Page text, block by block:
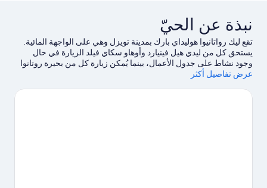
نبذة عن الحيّ
تقع ليك رواتانيوا هوليداي بارك بمدينة تويزل وهي على الواجهة المائية.
يستحق كل من ليدي هيل فينيارد وأوهاو سكاي فيلد الزيارة في حال
وجود نشاط على جدول الأعمال، بينما يُمكن زيارة كل من بحيرة روتانوا
وMueller Ridge لمن يرغبون في الاستمتاع بالجمال الطبيعي
أماكن قريبة فرصًا رائعة للتنزه في المياة المحيطة، أو يُمكنك الاستمتاع
عرض تفاصيل أكثر